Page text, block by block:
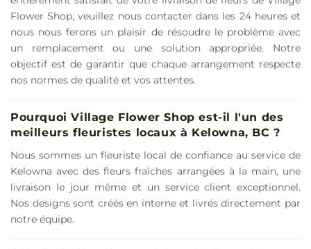
Flower Shop, veuillez nous contacter dans les 24 heures et
nous nous ferons un plaisir de résoudre le problème avec
un remplacement ou une solution appropriée. Notre
objectif est de garantir que chaque arrangement respecte
nos normes de qualité et vos attentes.
Pourquoi Village Flower Shop est-il l'un des
meilleurs fleuristes locaux à Kelowna, BC ?
Nous sommes un fleuriste local de confiance au service de
Kelowna avec des fleurs fraîches arrangées à la main, une
livraison le jour même et un service client exceptionnel.
Nos designs sont créés en interne et livrés directement par
notre équipe.